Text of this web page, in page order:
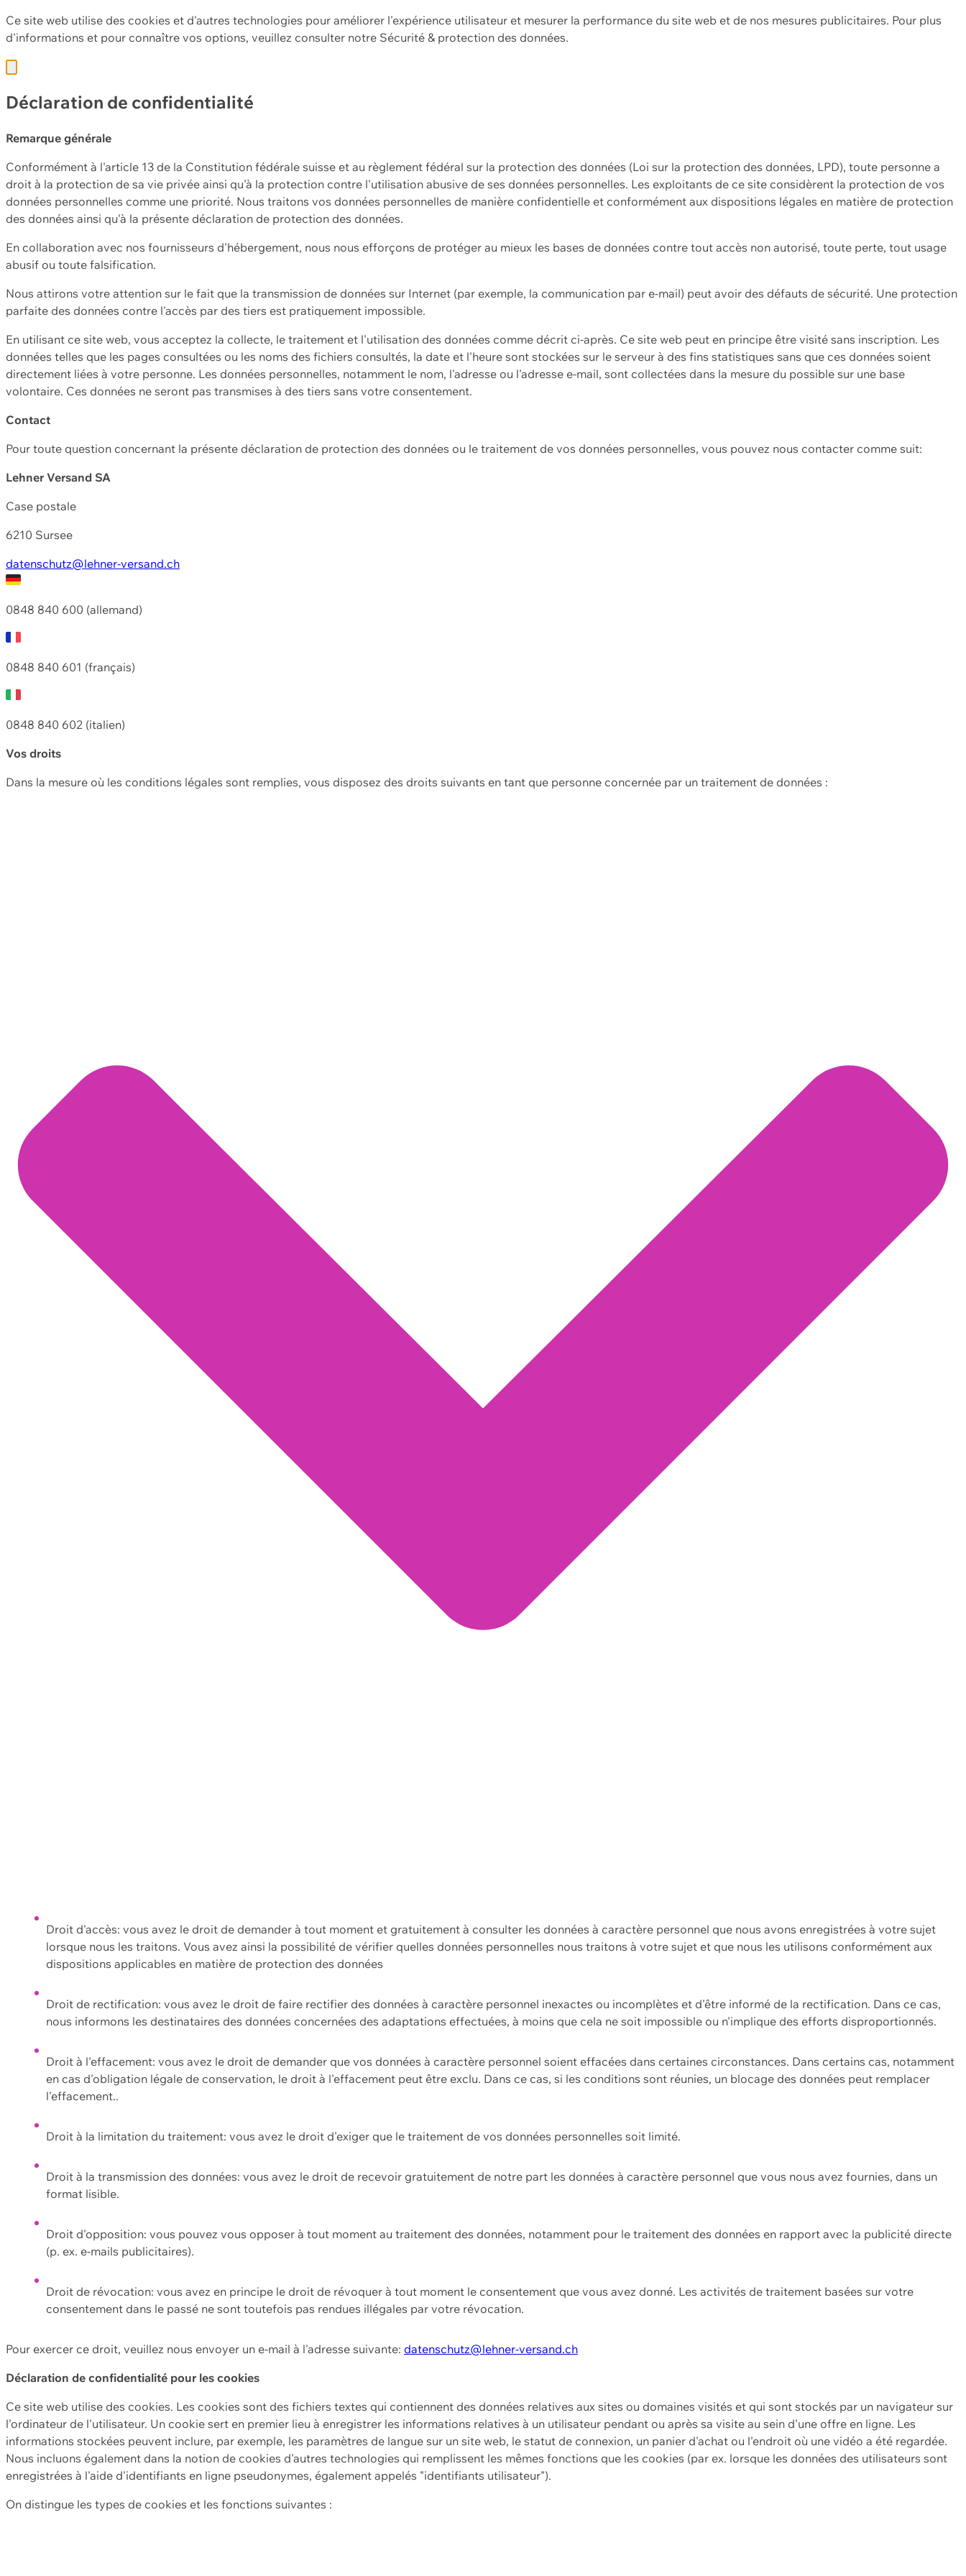
Ce site web utilise des cookies et d'autres technologies pour améliorer l'expérience utilisateur et mesurer la performance du site web et de nos mesures publicitaires. Pour plus
d'informations et pour connaître vos options, veuillez consulter notre Sécurité & protection des données.
Déclaration de confidentialité
Remarque générale
Conformément à l'article 13 de la Constitution fédérale suisse et au règlement fédéral sur la protection des données (Loi sur la protection des données, LPD), toute personne a
droit à la protection de sa vie privée ainsi qu'à la protection contre l'utilisation abusive de ses données personnelles. Les exploitants de ce site considèrent la protection de vos
données personnelles comme une priorité. Nous traitons vos données personnelles de manière confidentielle et conformément aux dispositions légales en matière de protection
des données ainsi qu'à la présente déclaration de protection des données.
En collaboration avec nos fournisseurs d'hébergement, nous nous efforçons de protéger au mieux les bases de données contre tout accès non autorisé, toute perte, tout usage
abusif ou toute falsification.
Nous attirons votre attention sur le fait que la transmission de données sur Internet (par exemple, la communication par e-mail) peut avoir des défauts de sécurité. Une protection
parfaite des données contre l'accès par des tiers est pratiquement impossible.
En utilisant ce site web, vous acceptez la collecte, le traitement et l'utilisation des données comme décrit ci-après. Ce site web peut en principe être visité sans inscription. Les
données telles que les pages consultées ou les noms des fichiers consultés, la date et l'heure sont stockées sur le serveur à des fins statistiques sans que ces données soient
directement liées à votre personne. Les données personnelles, notamment le nom, l'adresse ou l'adresse e-mail, sont collectées dans la mesure du possible sur une base
volontaire. Ces données ne seront pas transmises à des tiers sans votre consentement.
Contact
Pour toute question concernant la présente déclaration de protection des données ou le traitement de vos données personnelles, vous pouvez nous contacter comme suit:
Lehner Versand SA
Case postale
6210 Sursee
datenschutz@lehner-versand.ch
0848 840 600 (allemand)
0848 840 601 (français)
0848 840 602 (italien)
Vos droits
Dans la mesure où les conditions légales sont remplies, vous disposez des droits suivants en tant que personne concernée par un traitement de données :
Droit d'accès: vous avez le droit de demander à tout moment et gratuitement à consulter les données à caractère personnel que nous avons enregistrées à votre sujet
lorsque nous les traitons. Vous avez ainsi la possibilité de vérifier quelles données personnelles nous traitons à votre sujet et que nous les utilisons conformément aux
dispositions applicables en matière de protection des données
Droit de rectification: vous avez le droit de faire rectifier des données à caractère personnel inexactes ou incomplètes et d'être informé de la rectification. Dans ce cas,
nous informons les destinataires des données concernées des adaptations effectuées, à moins que cela ne soit impossible ou n'implique des efforts disproportionnés.
Droit à l'effacement: vous avez le droit de demander que vos données à caractère personnel soient effacées dans certaines circonstances. Dans certains cas, notamment
en cas d'obligation légale de conservation, le droit à l'effacement peut être exclu. Dans ce cas, si les conditions sont réunies, un blocage des données peut remplacer
l'effacement..
Droit à la limitation du traitement: vous avez le droit d'exiger que le traitement de vos données personnelles soit limité.
Droit à la transmission des données: vous avez le droit de recevoir gratuitement de notre part les données à caractère personnel que vous nous avez fournies, dans un
format lisible.
Droit d'opposition: vous pouvez vous opposer à tout moment au traitement des données, notamment pour le traitement des données en rapport avec la publicité directe
(p. ex. e-mails publicitaires).
Droit de révocation: vous avez en principe le droit de révoquer à tout moment le consentement que vous avez donné. Les activités de traitement basées sur votre
consentement dans le passé ne sont toutefois pas rendues illégales par votre révocation.
Pour exercer ce droit, veuillez nous envoyer un e-mail à l'adresse suivante: datenschutz@lehner-versand.ch
Déclaration de confidentialité pour les cookies
Ce site web utilise des cookies. Les cookies sont des fichiers textes qui contiennent des données relatives aux sites ou domaines visités et qui sont stockés par un navigateur sur
l'ordinateur de l'utilisateur. Un cookie sert en premier lieu à enregistrer les informations relatives à un utilisateur pendant ou après sa visite au sein d'une offre en ligne. Les
informations stockées peuvent inclure, par exemple, les paramètres de langue sur un site web, le statut de connexion, un panier d'achat ou l'endroit où une vidéo a été regardée.
Nous incluons également dans la notion de cookies d'autres technologies qui remplissent les mêmes fonctions que les cookies (par ex. lorsque les données des utilisateurs sont
enregistrées à l'aide d'identifiants en ligne pseudonymes, également appelés "identifiants utilisateur").
On distingue les types de cookies et les fonctions suivantes :